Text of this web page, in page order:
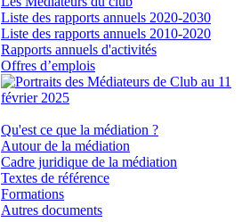
Liste des rapports annuels 2020-2030
Liste des rapports annuels 2010-2020
Rapports annuels d'activités
Offres d’emplois
Qu'est ce que la médiation ?
Autour de la médiation
Cadre juridique de la médiation
Textes de référence
Formations
Autres documents